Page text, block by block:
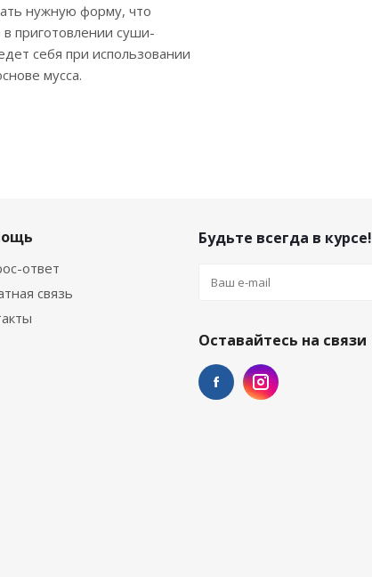
нужную форму, что
в приготовлении суши-
себя при использовании
мусса.
ответ
связь
Будьте всегда в курсе!
Оставайтесь на связи